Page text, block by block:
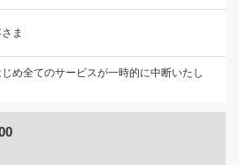
ま
め全てのサービスが一時的に中断いたし